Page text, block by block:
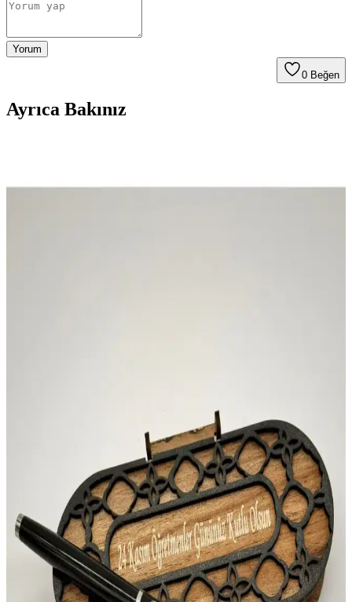
Yorum
0 Beğen
Ayrıca Bakınız
Özellikleri
Stabilo'nun sevimli ve fonksiyonel dondurma kalem seti, çocukların
ilgisini çeken tasarımı ve fosforlu özellikleriyle öne çıkıyor.
Kullanım kolaylığı ve eğlenceli görsel detaylar sunar.
Akademi Çocuk Komik Mat Mini Set (Seyahat Seti)
ile Carioca Joy 12'li Kalemler Ürün Analizi
Bu analiz, Akademi Çocuk Funny Mat Mini Set ile Carioca Joy
12’li kalemlerin 3 yaş ve üzeri çocuklarda dil gelişimi, renkli çizim
ve yazı pratiklerini destekleyen taşınabilir tasarım ve uzun ömürlü
kullanım deneyimini özetler.